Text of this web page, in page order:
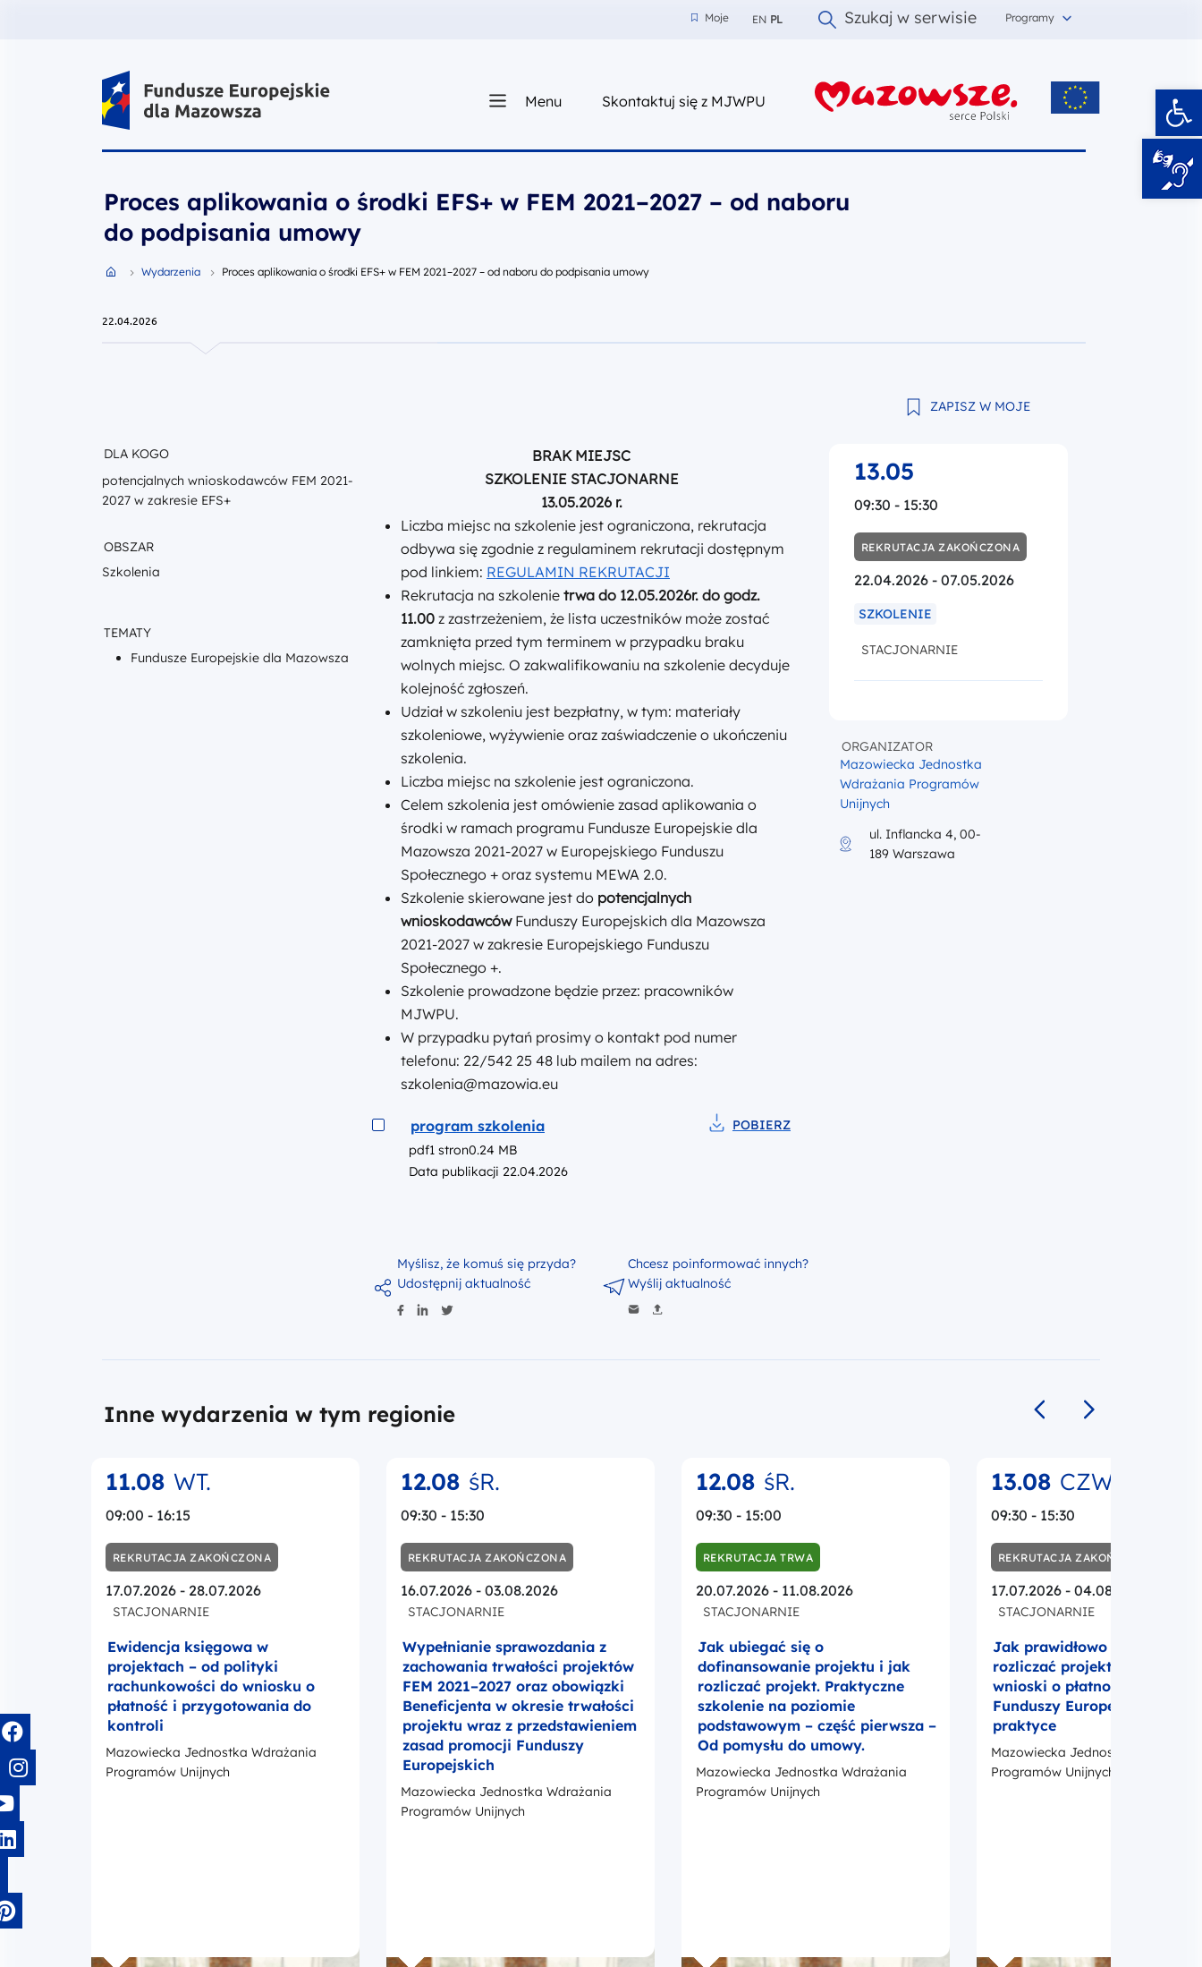
Moje
Moje EN PL Szukaj w serwisie Programy
Fundusze Europejskie dla Mazowsza Menu Skontaktuj się z MJWPUz nami
Proces aplikowania o środki EFS+ w FEM 2021–2027 – od naboru
do podpisania umowy
Przejdź do strony głównej portalu
Wydarzenia Proces aplikowania o środki EFS+ w FEM 2021–2027 – od naboru do podpisania umowy
22.04.2026
ZAPISZ W MOJE
DLA KOGO
potencjalnych wnioskodawców FEM 2021-
2027 w zakresie EFS+
OBSZAR
Szkolenia
TEMATY
Fundusze Europejskie dla Mazowsza
BRAK MIEJSC
SZKOLENIE STACJONARNE
13.05.2026 r.
Liczba miejsc na szkolenie jest ograniczona, rekrutacja
odbywa się zgodnie z regulaminem rekrutacji dostępnym
pod linkiem: REGULAMIN REKRUTACJI
Rekrutacja na szkolenie trwa do 12.05.2026r. do godz.
11.00 z zastrzeżeniem, że lista uczestników może zostać
zamknięta przed tym terminem w przypadku braku
wolnych miejsc. O zakwalifikowaniu na szkolenie decyduje
kolejność zgłoszeń.
Udział w szkoleniu jest bezpłatny, w tym: materiały
szkoleniowe, wyżywienie oraz zaświadczenie o ukończeniu
szkolenia.
Liczba miejsc na szkolenie jest ograniczona.
Celem szkolenia jest omówienie zasad aplikowania o
środki w ramach programu Fundusze Europejskie dla
Mazowsza 2021-2027 w Europejskiego Funduszu
Społecznego + oraz systemu MEWA 2.0.
Szkolenie skierowane jest do potencjalnych
wnioskodawcówFunduszy Europejskich dla Mazowsza
2021-2027 w zakresie Europejskiego Funduszu
Społecznego +.
Szkolenie prowadzone będzie przez: pracowników
MJWPU.
W przypadku pytań prosimy o kontakt pod numer
telefonu: 22/542 25 48 lub mailem na adres:
szkolenia@mazowia.eu
Podgląd
program szkolenia
POBIERZ
pdf1 stron0.24 MB
Data publikacji 22.04.2026
Myślisz, że komuś się przyda?
Udostępnij aktualność
Chcesz poinformować innych?
Wyślij aktualność
13.05
09:30 - 15:30
REKRUTACJA ZAKOŃCZONA
22.04.2026 - 07.05.2026
SZKOLENIE
STACJONARNIE
ORGANIZATOR
Mazowiecka Jednostka
Wdrażania Programów
Unijnych
ul. Inflancka 4, 00-
189 Warszawa
Inne wydarzenia w tym regionie Poprzedni slajd
11.08 WT.
09:00 - 16:15
REKRUTACJA ZAKOŃCZONA
17.07.2026 - 28.07.2026
STACJONARNIE
Ewidencja księgowa w
projektach – od polityki
rachunkowości do wniosku o
płatność i przygotowania do
kontroli
Mazowiecka Jednostka Wdrażania
Programów Unijnych
12.08 śR.
09:30 - 15:30
REKRUTACJA ZAKOŃCZONA
16.07.2026 - 03.08.2026
STACJONARNIE
Wypełnianie sprawozdania z
zachowania trwałości projektów
FEM 2021–2027 oraz obowiązki
Beneficjenta w okresie trwałości
projektu wraz z przedstawieniem
zasad promocji Funduszy
Europejskich
Mazowiecka Jednostka Wdrażania
Programów Unijnych
12.08 śR.
09:30 - 15:00
REKRUTACJA TRWA
20.07.2026 - 11.08.2026
STACJONARNIE
Jak ubiegać się o
dofinansowanie projektu i jak
rozliczać projekt. Praktyczne
szkolenie na poziomie
podstawowym – część pierwsza –
Od pomysłu do umowy.
Mazowiecka Jednostka Wdrażania
Programów Unijnych
13.08 CZW.
09:30 - 15:30
REKRUTACJA ZAKOŃCZONA
17.07.2026 - 04.08.2026
STACJONARNIE
Jak prawidłowo realizować i
rozliczać projekt UE?
wnioski o płatność i
Funduszy Europejskich w
praktyce
Mazowiecka Jednostka Wdrażania
Programów Unijnych